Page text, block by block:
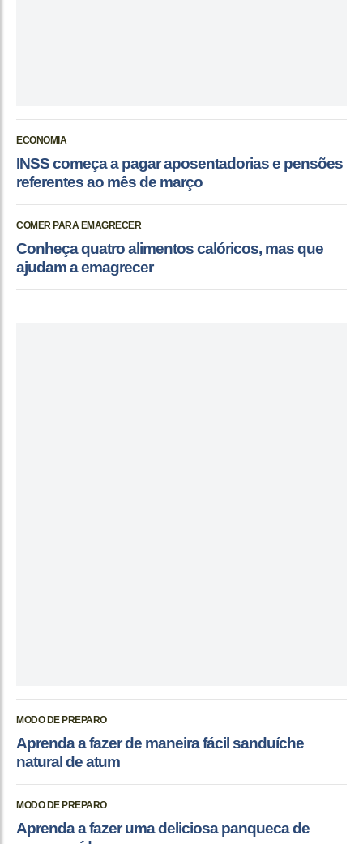
ECONOMIA
INSS começa a pagar aposentadorias e pensões
referentes ao mês de março
COMER PARA EMAGRECER
Conheça quatro alimentos calóricos, mas que
ajudam a emagrecer
MODO DE PREPARO
Aprenda a fazer de maneira fácil sanduíche
natural de atum
MODO DE PREPARO
Aprenda a fazer uma deliciosa panqueca de